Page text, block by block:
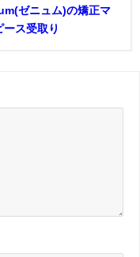
ゼニュム)の矯正マ
ース受取り